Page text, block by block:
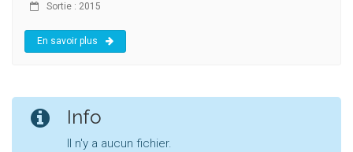
Sortie : 2015
En savoir plus
Info
Il n'y a aucun fichier.